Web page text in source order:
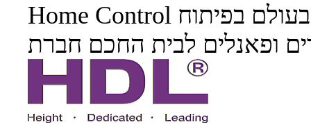
Home Control מביאה סוף סוף את חוד החנית בעולם בפיתוח